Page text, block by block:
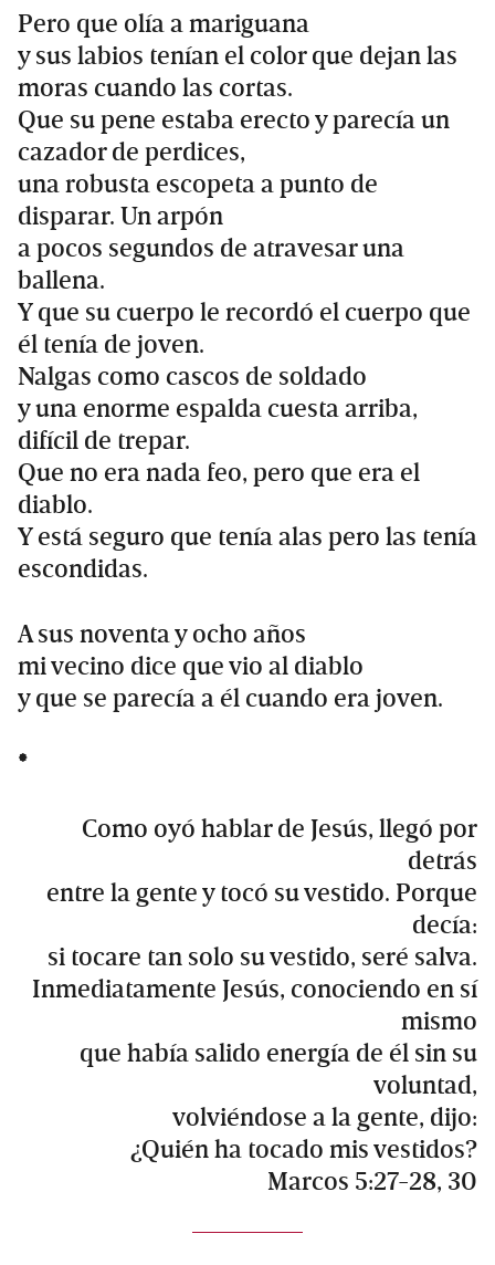
Pero que olía a mariguana
y sus labios tenían el color que dejan las
moras cuando las cortas.
Que su pene estaba erecto y parecía un
cazador de perdices,
una robusta escopeta a punto de
disparar. Un arpón
a pocos segundos de atravesar una
ballena.
Y que su cuerpo le recordó el cuerpo que
él tenía de joven.
Nalgas como cascos de soldado
y una enorme espalda cuesta arriba,
difícil de trepar.
Que no era nada feo, pero que era el
diablo.
Y está seguro que tenía alas pero las tenía
escondidas.
A sus noventa y ocho años
mi vecino dice que vio al diablo
y que se parecía a él cuando era joven.
*
Como oyó hablar de Jesús, llegó por
detrás
entre la gente y tocó su vestido. Porque
decía:
si tocare tan solo su vestido, seré salva.
Inmediatamente Jesús, conociendo en sí
mismo
que había salido energía de él sin su
voluntad,
volviéndose a la gente, dijo:
¿Quién ha tocado mis vestidos?
Marcos 5:27-28, 30